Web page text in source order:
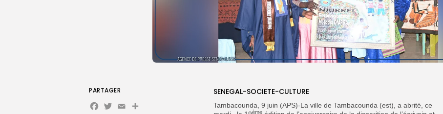
SENEGAL-SOCIETE-CULTURE
Tambacounda, 9 juin (APS)-La ville de Tambacounda (est), a abrité, ce
ème
PARTAGER
Facebook
Twitter
EmailPartager